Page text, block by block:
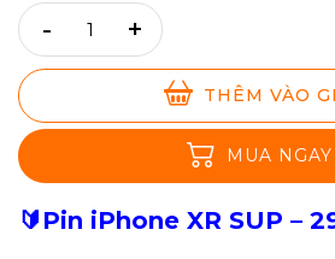
- +
THÊM VÀO
MUA NGAY
🔰Pin iPhone XR SUP –